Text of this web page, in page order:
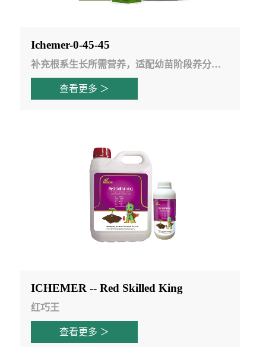
Ichemer-0-45-45
补充根系生长所需营养，适配幼苗阶段养分供给
查看更多 ＞
ICHEMER -- Red Skilled King
红巧王
查看更多 ＞